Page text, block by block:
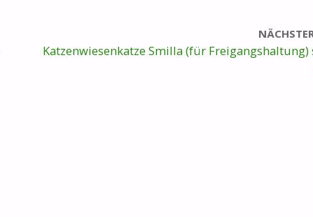
Katzenwiesenkatze Smilla (für Freigangshaltung)